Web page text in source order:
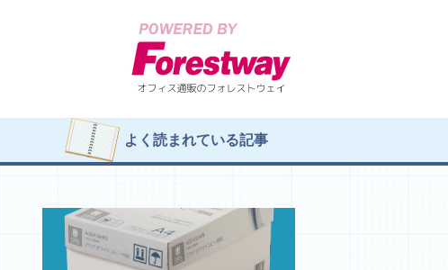
よく読まれている記事